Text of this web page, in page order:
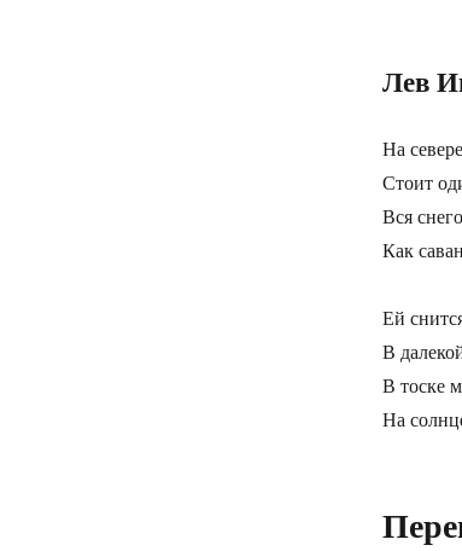
Лев
На
Стоит
Вся
Как
Ей
В
В тоске
На